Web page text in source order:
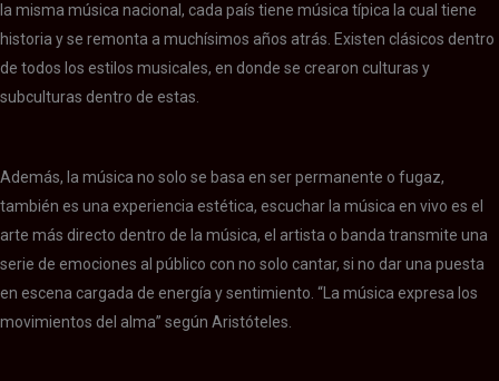
la misma música nacional, cada país tiene música típica la cual tiene
historia y se remonta a muchísimos años atrás. Existen clásicos dentro
de todos los estilos musicales, en donde se crearon culturas y
subculturas dentro de estas.
Además, la música no solo se basa en ser permanente o fugaz,
también es una experiencia estética, escuchar la música en vivo es el
arte más directo dentro de la música, el artista o banda transmite una
serie de emociones al público con no solo cantar, si no dar una puesta
en escena cargada de energía y sentimiento. “La música expresa los
movimientos del alma” según Aristóteles.